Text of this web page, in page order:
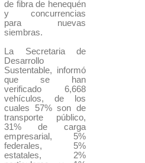
de fibra de henequén
y concurrencias
para nuevas
siembras.
La Secretaria de
Desarrollo
Sustentable, informó
que se han
verificado 6,668
vehículos, de los
cuales 57% son de
transporte público,
31% de carga
empresarial, 5%
federales, 5%
estatales, 2%